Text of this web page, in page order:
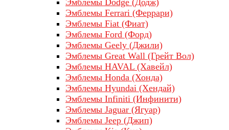
Эмблемы Dodge (Додж)
Эмблемы Ferrari (Феррари)
Эмблемы Fiat (Фиат)
Эмблемы Ford (Форд)
Эмблемы Geely (Джили)
Эмблемы Great Wall (Грейт Вол)
Эмблемы HAVAL (Хавейл)
Эмблемы Honda (Хонда)
Эмблемы Hyundai (Хендай)
Эмблемы Infiniti (Инфинити)
Эмблемы Jaguar (Ягуар)
Эмблемы Jeep (Джип)